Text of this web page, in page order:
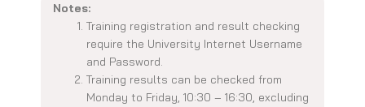
Notes:
Training registration and result checking
require the University Internet Username
and Password.
Training results can be checked from
Monday to Friday, 10:30 – 16:30, excluding